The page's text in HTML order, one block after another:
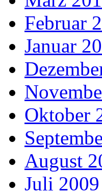
Februar
Januar
Oktober
August
Juli 2009